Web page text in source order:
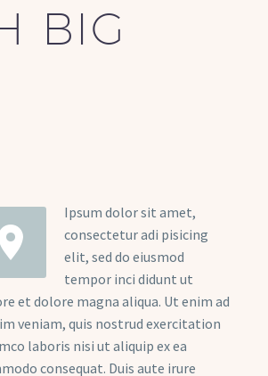
BIG
Ipsum dolor sit amet,
consectetur adi pisicing
elit, sed do eiusmod
tempor inci didunt ut
et dolore magna aliqua. Ut enim ad
veniam, quis nostrud exercitation
laboris nisi ut aliquip ex ea
consequat. Duis aute irure